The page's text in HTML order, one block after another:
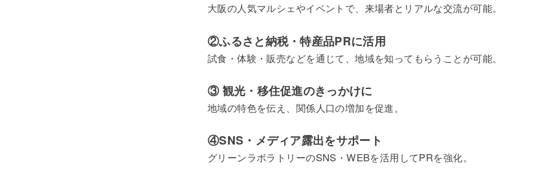
大阪の人気マルシェやイベントで、来場者とリアルな交流が可能。
②ふるさと納税・特産品PRに活用
試食・体験・販売などを通じて、地域を知ってもらうことが可能。
③ 観光・移住促進のきっかけに
地域の特色を伝え、関係人口の増加を促進。
④SNS・メディア露出をサポート
グリーンラボラトリーのSNS・WEBを活用してPRを強化。